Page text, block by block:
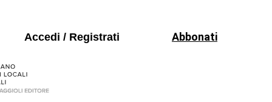
Accedi / Registrati Abbonati
Periodici